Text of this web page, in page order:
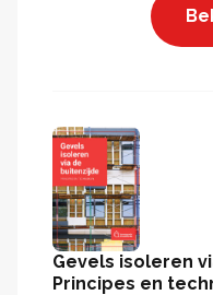
Gevels isoleren
Principes en